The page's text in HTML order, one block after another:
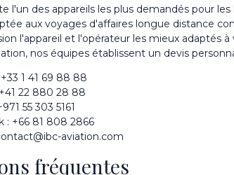
l'un des appareils les plus demandés pour
aux voyages d'affaires longue distance
l'appareil et l'opérateur les mieux adaptés
nos équipes établissent un devis
+33 1 41 69 88 88
+41 22 880 28 88
55 303 5161
: +66 81 808 2866
aviation.com
fréquentes